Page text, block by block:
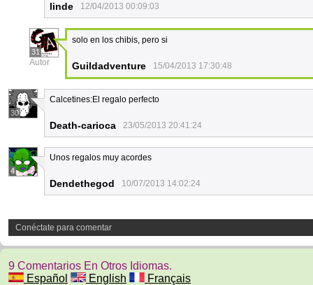
linde 12/04/2013 00:09:03
31
Autor
solo en los chibis, pero si
Guildadventure 15/04/2013 17:30:48
30
Calcetines:El regalo perfecto
Death-carioca 23/05/2013 20:41:24
4
Unos regalos muy acordes
Dendethegod 10/07/2013 14:02:24
Conéctate para comentar
9 Comentarios En Otros Idiomas.
Español
English Français